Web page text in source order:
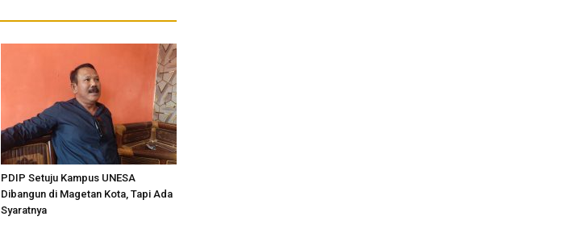
PDIP Setuju Kampus UNESA
Dibangun di Magetan Kota, Tapi Ada
Syaratnya